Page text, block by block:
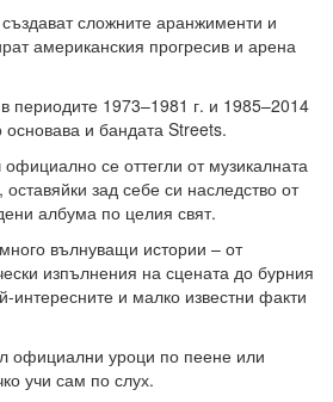
сложните аранжименти и
американския прогресив и арена
периодите 1973–1981 г. и 1985–2014
и бандата Streets.
се оттегли от музикалната
зад себе си наследство от
албума по целия свят.
вълнуващи истории – от
изпълнения на сцената до бурния
интересните и малко известни факти
официални уроци по пеене или
учи сам по слух.